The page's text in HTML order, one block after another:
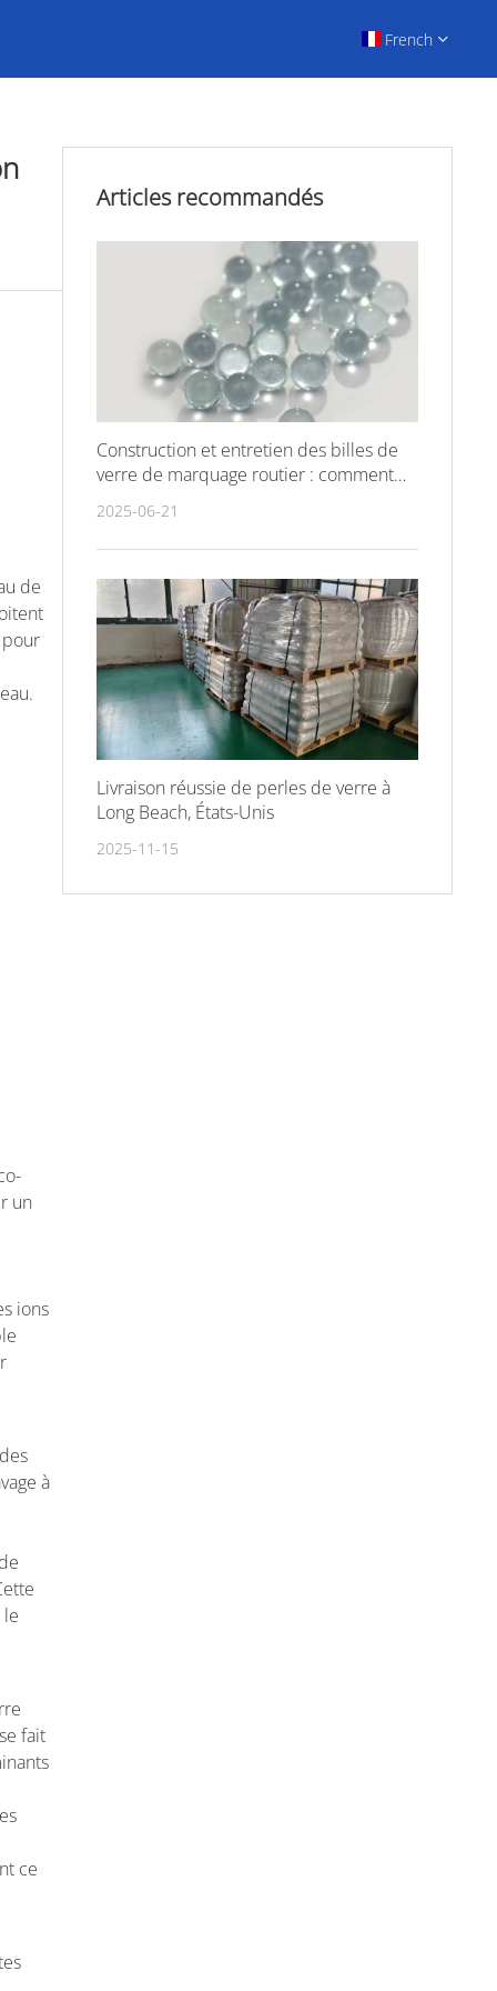
French
de
un
ions
à
le
fait
ce
Articles recommandés
Construction et entretien des billes de
verre de marquage routier : comment
réfléchissantes à long terme ?
2025-06-21
Livraison réussie de perles de verre à
Long Beach, États-Unis
2025-11-15